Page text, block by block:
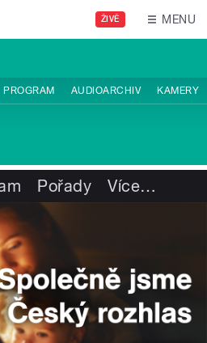
ŽIVĚ MENU
PROGRAM AUDIOARCHIV KAMERY
Pořady Více…